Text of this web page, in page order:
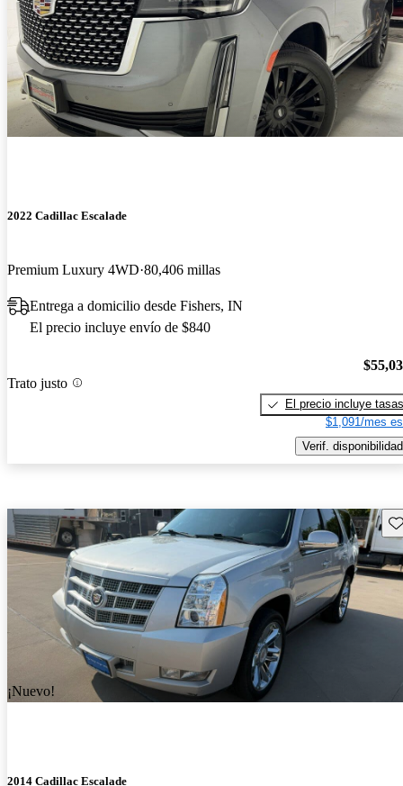
2022 Cadillac Escalade
Premium Luxury 4WD 80,406 millas
Entrega a domicilio desde Fishers, IN
El precio incluye envío de $840
Trato justo
El precio incluye tasas
$1,091/mes
Verif. disponibilidad
¡Nuevo!
2014 Cadillac Escalade